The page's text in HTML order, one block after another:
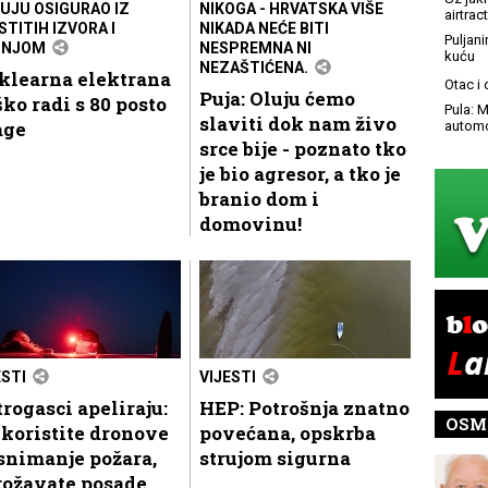
OSIGURAO IZ
IZVORA I
elektrana
radi s 80 posto
NIKOGA - HRVATSKA VIŠE
NIKADA NEĆE BITI
NESPREMNA NI
NEZAŠTIĆENA.
Puja: Oluju ćemo
slaviti dok nam živo
srce bije - poznato tko
je bio agresor, a tko je
branio dom i
domovinu!
apeliraju:
dronove
požara,
posade
VIJESTI
HEP: Potrošnja znatno
povećana, opskrba
strujom sigurna
kuću
Otac i
Pula: